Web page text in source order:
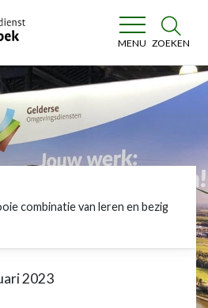
MENU ZOEKEN
combinatie van leren en bezig
2023